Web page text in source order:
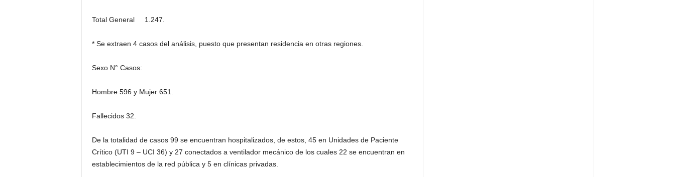
Total General 1.247.
* Se extraen 4 casos del análisis, puesto que presentan residencia en otras regiones.
Sexo N° Casos:
Hombre 596 y Mujer 651.
Fallecidos 32.
De la totalidad de casos 99 se encuentran hospitalizados, de estos, 45 en Unidades de Paciente
Crítico (UTI 9 – UCI 36) y 27 conectados a ventilador mecánico de los cuales 22 se encuentran en
establecimientos de la red pública y 5 en clínicas privadas.